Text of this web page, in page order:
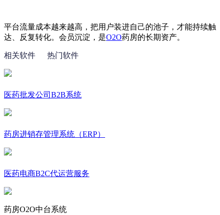
平台流量成本越来越高，把用户装进自己的池子，才能持续触
达、反复转化。会员沉淀，是O2O药房的长期资产。
相关软件 热门软件
医药批发公司B2B系统
药房进销存管理系统（ERP）
医药电商B2C代运营服务
药房O2O中台系统